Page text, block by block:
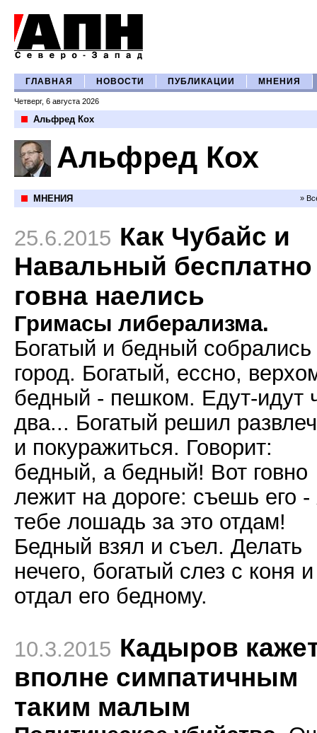
ГЛАВНАЯ НОВОСТИ ПУБЛИКАЦИИ МНЕНИЯ
Четверг, 6 августа 2026
Альфред Кох
Альфред Кох
МНЕНИЯ »
25.6.2015 Как Чубайс и
Навальный бесплатно
говна наелись
Гримасы либерализма.
Богатый и бедный собрались
город. Богатый, ессно,
бедный - пешком. Едут-идут
два... Богатый решил
и покуражиться. Говорит:
бедный, а бедный! Вот говно
лежит на дороге: съешь его -
тебе лошадь за это отдам!
Бедный взял и съел. Делать
нечего, богатый слез с коня и
отдал его бедному.
10.3.2015 Кадыров
вполне симпатичным
таким малым